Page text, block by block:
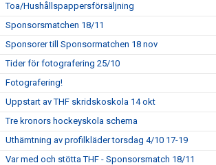
Toa/Hushållspappersförsäljning
Sponsorsmatchen 18/11
Sponsorer till Sponsormatchen 18 nov
Tider för fotografering 25/10
Fotografering!
Uppstart av THF skridskoskola 14 okt
Tre kronors hockeyskola schema
Uthämtning av profilkläder torsdag 4/10 17-19
Var med och stötta THF - Sponsorsmatch 18/11